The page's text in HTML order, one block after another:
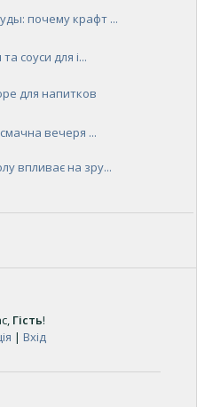
почему крафт ...
соуси для і...
для напитков
вечеря ...
впливає на зру...
, Гість!
| Вхід